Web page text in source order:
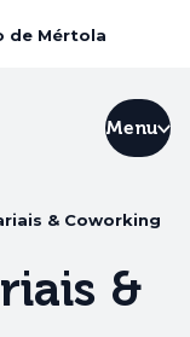
de Mértola
Menu
& Coworking
&